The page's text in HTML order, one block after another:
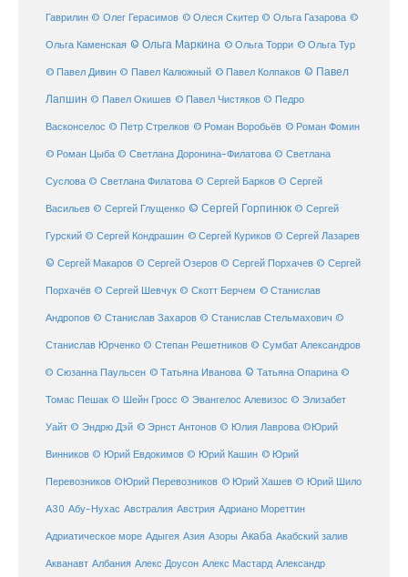
Гаврилин © Олег Герасимов © Олеся Скитер © Ольга Газарова ©
Ольга Каменская © Ольга Маркина © Ольга Торри © Ольга Тур
© Павел Дивин © Павел Калюжный © Павел Колпаков © Павел
Лапшин © Павел Окишев © Павел Чистяков © Педро
Васконселос © Петр Стрелков © Роман Воробьёв © Роман Фомин
© Роман Цыба © Светлана Доронина-Филатова © Светлана
Суслова © Светлана Филатова © Сергей Барков © Сергей
Васильев © Сергей Глущенко © Сергей Горпинюк © Сергей
Гурский © Сергей Кондрашин © Сергей Куриков © Сергей Лазарев
© Сергей Макаров © Сергей Озеров © Сергей Порхачев © Сергей
Порхачёв © Сергей Шевчук © Скотт Берчем © Станислав
Андропов © Станислав Захаров © Станислав Стельмахович ©
Станислав Юрченко © Степан Решетников © Сумбат Александров
© Сюзанна Паульсен © Татьяна Иванова © Татьяна Опарина ©
Томас Пешак © Шейн Гросс © Эвангелос Алевизос © Элизабет
Уайт © Эндрю Дэй © Эрнст Антонов © Юлия Лаврова ©Юрий
Винников © Юрий Евдокимов © Юрий Кашин © Юрий
Перевозников ©Юрий Перевозников © Юрий Хашев © Юрий Шило
А30 Абу-Нухас Австралия Австрия Адриано Мореттин
Адриатическое море Адыгея Азия Азоры Акаба Акабский залив
Акванавт Албания Алекс Доусон Алекс Мастард Александр